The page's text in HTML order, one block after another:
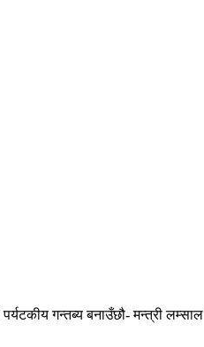
गन्तब्य बनाउँछौ- मन्त्री लम्साल